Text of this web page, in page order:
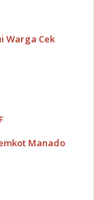
Warga Cek
Manado